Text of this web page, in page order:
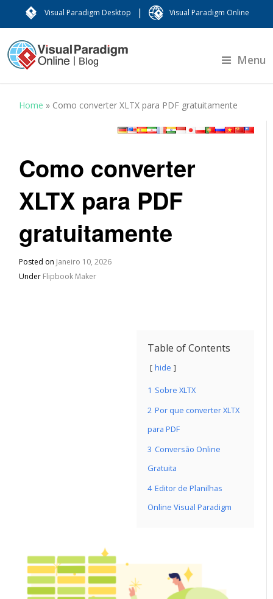
Visual Paradigm Desktop | Visual Paradigm Online
Menu
Home » Como converter XLTX para PDF gratuitamente
Como converter
XLTX para PDF
gratuitamente
Posted on Janeiro 10, 2026
Under Flipbook Maker
Table of Contents
hide
1 Sobre XLTX
2 Por que converter XLTX
para PDF
3 Conversão Online
Gratuita
4 Editor de Planilhas
Online Visual Paradigm